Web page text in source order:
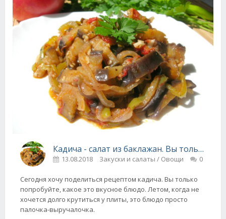
Кадича - салат из баклажан. Вы только попробуйте, как это вкусно!
13.08.2018 Закуски и салаты / Овощи 0
Сегодня хочу поделиться рецептом кадича. Вы только
попробуйте, какое это вкусное блюдо. Летом, когда не
хочется долго крутиться у плиты, это блюдо просто
палочка-выручалочка.